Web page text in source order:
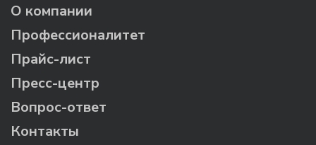
О компании
Профессионалитет
Прайс-лист
Пресс-центр
Вопрос-ответ
Контакты